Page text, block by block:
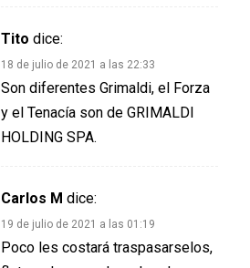
Tito dice:
18 de julio de 2021 a las 22:33
Son diferentes Grimaldi, el Forza
y el Tenacía son de GRIMALDI
HOLDING SPA.
Carlos M dice:
19 de julio de 2021 a las 01:19
Poco les costará traspasarselos,